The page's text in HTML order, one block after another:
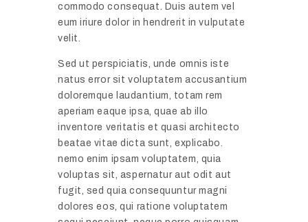
commodo consequat. Duis autem vel
eum iriure dolor in hendrerit in vulputate
velit.
Sed ut perspiciatis, unde omnis iste
natus error sit voluptatem accusantium
doloremque laudantium, totam rem
aperiam eaque ipsa, quae ab illo
inventore veritatis et quasi architecto
beatae vitae dicta sunt, explicabo.
nemo enim ipsam voluptatem, quia
voluptas sit, aspernatur aut odit aut
fugit, sed quia consequuntur magni
dolores eos, qui ratione voluptatem